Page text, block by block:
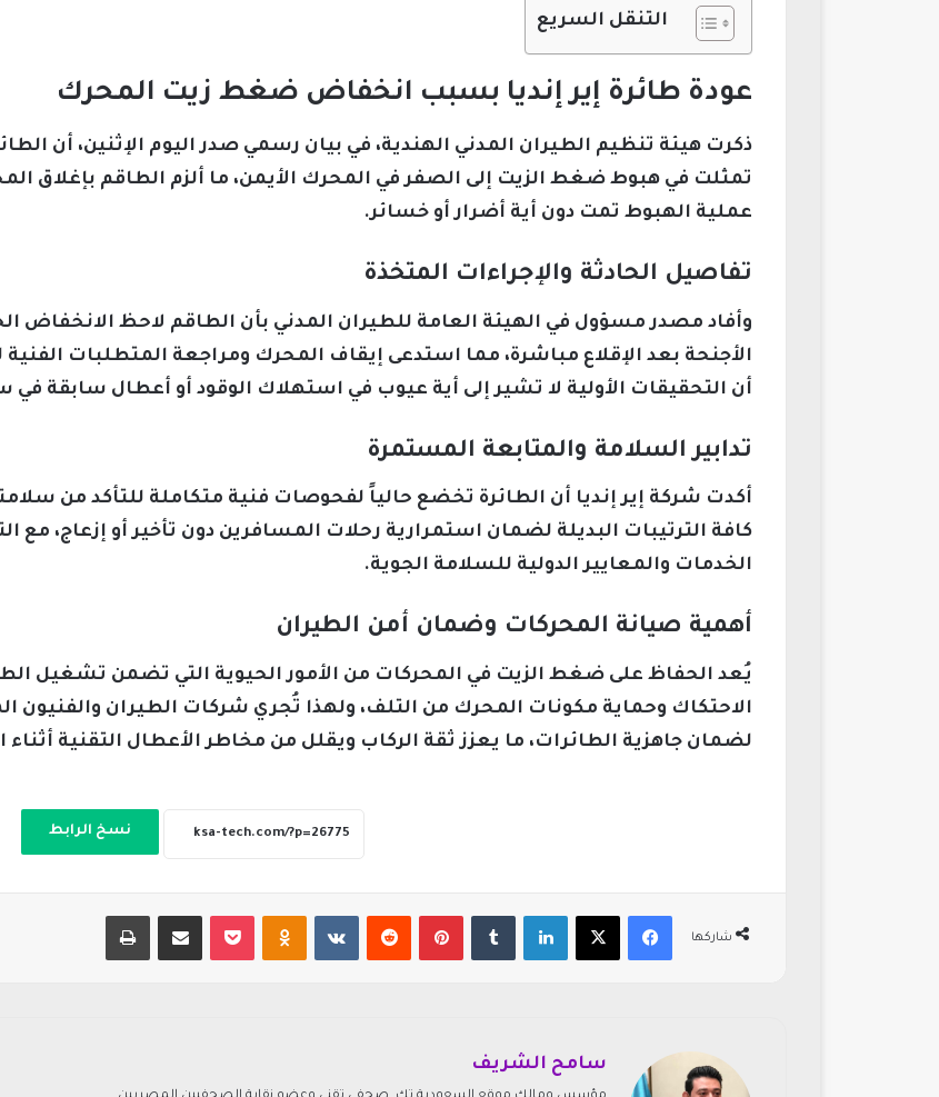
التنقل السريع
عودة طائرة إير إنديا بسبب انخفاض ضغط زيت المحرك
ذكرت هيئة تنظيم الطيران المدني الهندية، في بيان رسمي صدر اليوم الإثنين، أن
تمثلت في هبوط ضغط الزيت إلى الصفر في المحرك الأيمن، ما ألزم الطاقم بإغلاق
عملية الهبوط تمت دون أية أضرار أو خسائر.
تفاصيل الحادثة والإجراءات المتخذة
وأفاد مصدر مسؤول في الهيئة العامة للطيران المدني بأن الطاقم لاحظ
الأجنحة بعد الإقلاع مباشرة، مما استدعى إيقاف المحرك ومراجعة المتطلبات
أن التحقيقات الأولية لا تشير إلى أية عيوب في استهلاك الوقود أو أعطال سابقة في
تدابير السلامة والمتابعة المستمرة
أكدت شركة إير إنديا أن الطائرة تخضع حالياً لفحوصات فنية متكاملة للتأكد من
كافة الترتيبات البديلة لضمان استمرارية رحلات المسافرين دون تأخير أو إزعاج، مع
الخدمات والمعايير الدولية للسلامة الجوية.
أهمية صيانة المحركات وضمان أمن الطيران
يُعد الحفاظ على ضغط الزيت في المحركات من الأمور الحيوية التي تضمن تشغيل
الاحتكاك وحماية مكونات المحرك من التلف، ولهذا تُجري شركات الطيران
لضمان جاهزية الطائرات، ما يعزز ثقة الركاب ويقلل من مخاطر الأعطال التقنية أثناء
نسخ الرابط
شاركها
فيسبوك لينكدإن بينتيريست
سامح الشريف